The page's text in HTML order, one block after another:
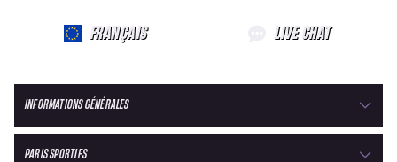
FRANÇAIS LIVE CHAT
INFORMATIONS GÉNÉRALES
PARIS SPORTIFS